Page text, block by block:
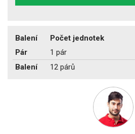
Balení Počet jednotek
Pár
1 pár
Balení
12 párů